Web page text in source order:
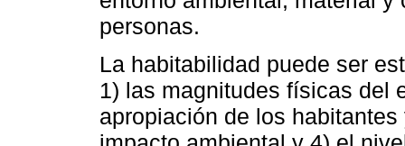
personas.
La habitabilidad puede ser
1) las magnitudes físicas del
apropiación de los